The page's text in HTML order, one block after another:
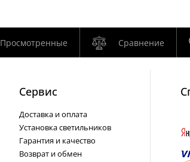
Просмотренные Сравнение
Cервис
Доставка и оплата
Установка светильников
Гарантия и качество
Возврат и обмен